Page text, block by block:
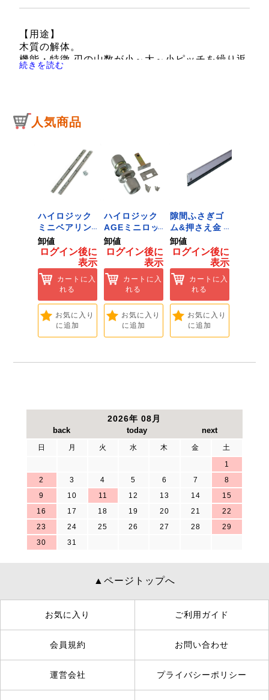
【用途】
木質の解体。
機能・特徴 刃の山数が小～大～小ピッチを繰り返
して切り込みスピードと耐久性を両立した革新刃
●山数：10-14。
●入数：1枚。
●際切りフレキシブル。
●対応機種：レシプロソー・セーバーソー。
●対応メーカー：マキタ・日立工機・アサダ・
REX・リョービ・MCCなど。
【注意事項】
用途以外にはご使用にならないで
続きを読む
人気商品
ハイロジック
ミニベアリン
グタイプ 310
ミリ 72958
Hardware]
卸値
ログイン後に
表示
カートに入
れる
お気に入り
に追加
ハイロジック
AGEミニロッ
ク 360W
[Tools &
Hardware]
卸値
ログイン後に
表示
カートに入
れる
お気に入り
に追加
隙間ふさぎゴ
ム&押さえ金
物 72909
卸値
ログイン後に
表示
カートに入
れる
お気に入り
に追加
2026年 08月
日 月 火 水 木 金
土
1
2
3 4 5 6 7
8
9
10 11 12 13 14
15
16
17 18 19 20 21
22
23
24 25 26 27 28
29
30
31
▲ページトップへ
お気に入り ご利用ガイド
会員規約 お問い合わせ
運営会社 プライバシーポリシー